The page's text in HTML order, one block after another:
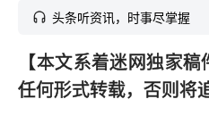
头条听资讯，时事尽掌握
【本文系着迷网独家
任何形式转载，否则将